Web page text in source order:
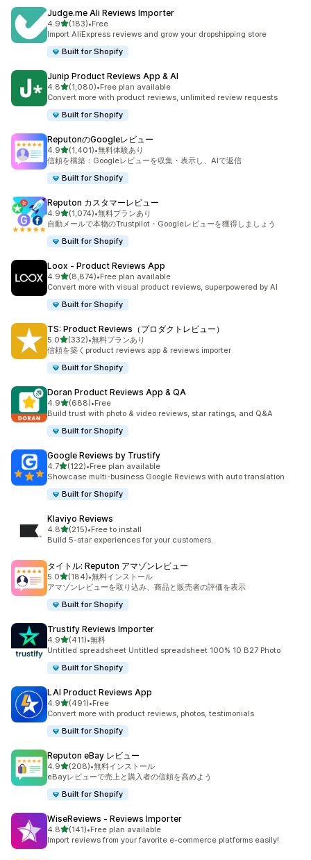
Judge.me Ali Reviews Importer
4.95つ星中
(183)
合計レビュー数：183件
•Free
Import AliExpress reviews and grow your dropshipping store
Built for Shopify
Junip Product Reviews App & AI
4.85つ星中
(1,080)
合計レビュー数：1080件
•Free plan available
Convert more with product reviews, unlimited review requests
Built for Shopify
ReputonのGoogleレビュー
4.95つ星中
(1,401)
合計レビュー数：1401件
•無料体験あり
信頼を構築：Googleレビューを収集・表示し、AIで返信
Built for Shopify
Reputon カスタマーレビュー
4.95つ星中
(1,074)
合計レビュー数：1074件
•無料プランあり
自動メールで本物のTrustpilot・Googleレビューを獲得しましょう
Built for Shopify
Loox ‑ Product Reviews App
4.95つ星中
(8,874)
合計レビュー数：8874件
•Free plan available
Convert more with visual product reviews, superpowered by AI
Built for Shopify
TS: Product Reviews（プロダクトレビュー）
5.05つ星中
(332)
合計レビュー数：332件
•無料プランあり
信頼を築くproduct reviews app & reviews importer
Built for Shopify
Doran Product Reviews App & QA
4.95つ星中
(688)
合計レビュー数：688件
•Free
Build trust with photo & video reviews, star ratings, and Q&A
Built for Shopify
Google Reviews by Trustify
4.75つ星中
(122)
合計レビュー数：122件
•Free plan available
Showcase multi-business Google Reviews with auto translation
Built for Shopify
Klaviyo Reviews
4.85つ星中
(215)
合計レビュー数：215件
•Free to install
Build 5-star experiences for your customers.
タイトル: Reputon アマゾンレビュー
5.05つ星中
(184)
合計レビュー数：184件
•無料インストール
アマゾンレビューを取り込み、商品と販売者の評価を表示
Built for Shopify
Trustify Reviews Importer
4.95つ星中
(411)
合計レビュー数：411件
•無料
Untitled spreadsheet Untitled spreadsheet 100% 10 B27 Photo
Built for Shopify
LAI Product Reviews App
4.95つ星中
(491)
合計レビュー数：491件
•Free
Convert more with product reviews, photos, testimonials
Built for Shopify
Reputon eBay レビュー
4.95つ星中
(208)
合計レビュー数：208件
•無料インストール
eBayレビューで売上と購入者の信頼を高めよう
Built for Shopify
WiseReviews ‑ Reviews Importer
4.85つ星中
(141)
合計レビュー数：141件
•Free plan available
Import reviews from your favorite e-commerce platforms easily!